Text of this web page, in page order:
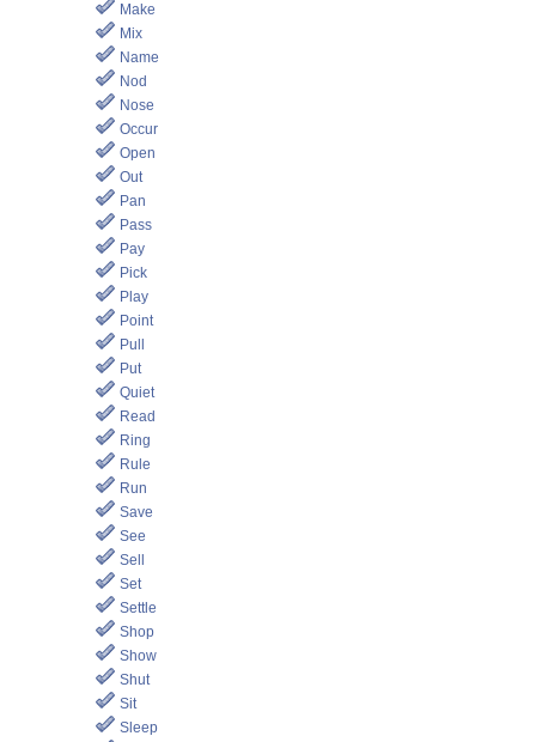
Make
Mix
Name
Nod
Nose
Occur
Open
Out
Pan
Pass
Pay
Pick
Play
Point
Pull
Put
Quiet
Read
Ring
Rule
Run
Save
See
Sell
Set
Settle
Shop
Show
Shut
Sit
Sleep